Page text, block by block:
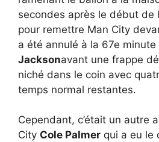
secondes après le début de
pour remettre Man City
a été annulé à la 67e minute
Jacksonavant une frappe
niché dans le coin avec
temps normal restantes.
Cependant, c’était un autre
City Cole Palmer qui a eu le